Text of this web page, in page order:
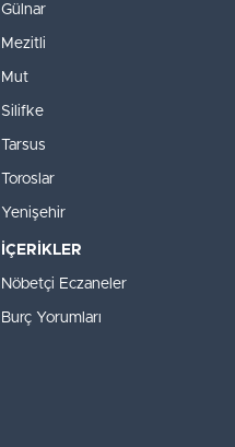
Gülnar
Mezitli
Mut
Silifke
Tarsus
Toroslar
Yenişehir
İÇERİKLER
Nöbetçi Eczaneler
Burç Yorumları